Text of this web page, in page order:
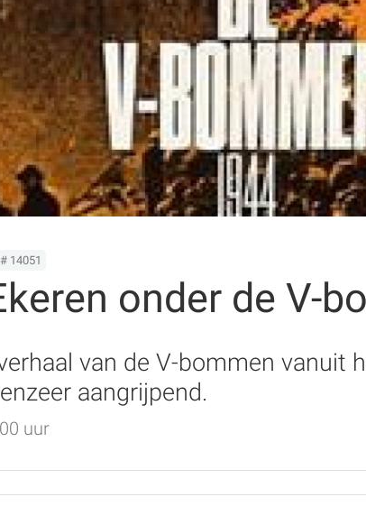
# 14051
onder de V-
van de V-bommen vanuit
aangrijpend.
uur